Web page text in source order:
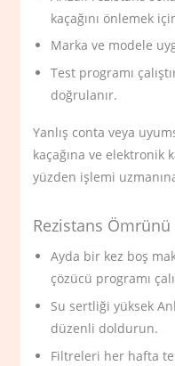
kaçağını önlemek
Marka ve modele
Test programı
doğrulanır.
Yanlış conta veya
kaçağına ve elektronik
yüzden işlemi
Rezistans Ömrünü
Ayda bir kez boş
çözücü programı
Su sertliği yüksek
düzenli doldurun.
Filtreleri her hafta